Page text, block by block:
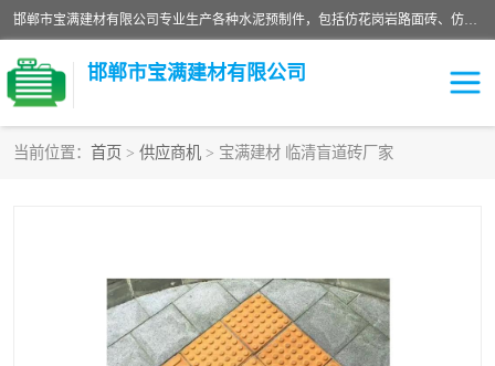
邯郸市宝满建材有限公司专业生产各种水泥预制件，包括仿花岗岩路面砖、仿花岗岩人行道砖、仿花岗岩路侧石、烧结砖、植草砖、码头砖连锁块、仿花岗岩路侧石、沙井盖、水泥盖板等各种水泥制品
邯郸市宝满建材有限公司
当前位置： 首页 > 供应商机 > 宝满建材 临清盲道砖厂家
便道砖
花岗岩路岩石 盲道砖